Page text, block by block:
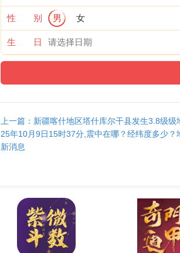
性 别 男 女
生 日
上一篇：新疆喀什地区塔什库尔干县发生3.8级级
25年10月9日15时37分,震中在哪？经纬度多少？
新消息